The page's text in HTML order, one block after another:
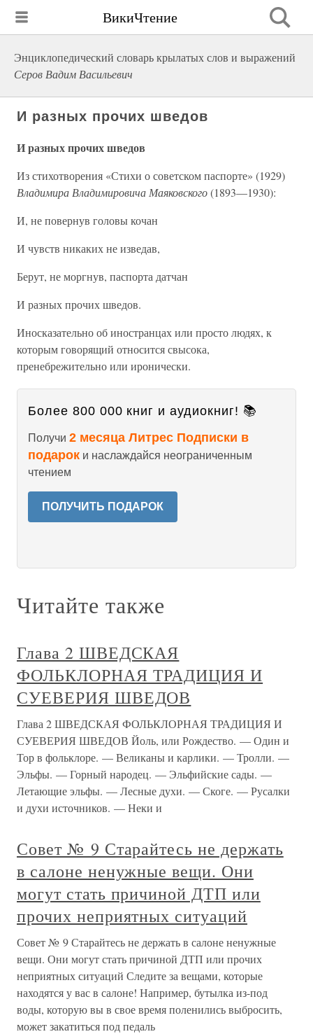
ВикиЧтение
Энциклопедический словарь крылатых слов и выражений
Серов Вадим Васильевич
И разных прочих шведов
И разных прочих шведов
Из стихотворения «Стихи о советском паспорте» (1929)
Владимира Владимировича Маяковского(1893—1930):
И, не повернув головы кочан
И чувств никаких не изведав,
Берут, не моргнув, паспорта датчан
И разных прочих шведов.
Иносказательно об иностранцах или просто людях, к
которым говорящий относится свысока,
пренебрежительно или иронически.
Более 800 000 книг и аудиокниг! 📚
Получи 2 месяца Литрес Подписки в
подарок и наслаждайся неограниченным
чтением
ПОЛУЧИТЬ ПОДАРОК
Читайте также
Глава 2 ШВЕДСКАЯ
ФОЛЬКЛОРНАЯ ТРАДИЦИЯ И
СУЕВЕРИЯ ШВЕДОВ
Глава 2 ШВЕДСКАЯ ФОЛЬКЛОРНАЯ ТРАДИЦИЯ И
СУЕВЕРИЯ ШВЕДОВ Йоль, или Рождество. — Один и
Тор в фольклоре. — Великаны и карлики. — Тролли. —
Эльфы. — Горный народец. — Эльфийские сады. —
Летающие эльфы. — Лесные духи. — Скоге. — Русалки
и духи источников. — Неки и
Совет № 9 Старайтесь не держать
в салоне ненужные вещи. Они
могут стать причиной ДТП или
прочих неприятных ситуаций
Совет № 9 Старайтесь не держать в салоне ненужные
вещи. Они могут стать причиной ДТП или прочих
неприятных ситуаций Следите за вещами, которые
находятся у вас в салоне! Например, бутылка из-под
воды, которую вы в свое время поленились выбросить,
может закатиться под педаль